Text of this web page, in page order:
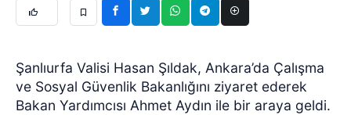
Şanlıurfa Valisi Hasan Şıldak, Ankara’da Çalışma
ve Sosyal Güvenlik Bakanlığını ziyaret ederek
Bakan Yardımcısı Ahmet Aydın ile bir araya geldi.